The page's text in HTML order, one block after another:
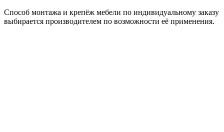
Способ монтажа и крепёж мебели по индивидуальному заказу
выбирается производителем по возможности её применения.